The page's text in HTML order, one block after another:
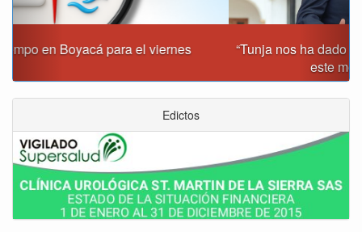
“Tunja nos ha dado demasiado y no podemos fallarle en
Edictos